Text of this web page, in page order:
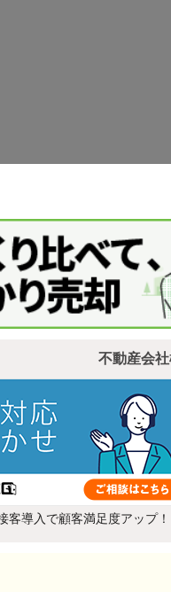
不動産会
客導入で顧客満足度アップ！